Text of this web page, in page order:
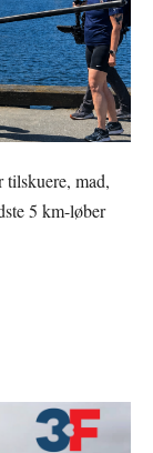
tilskuere, mad,
5 km-løber